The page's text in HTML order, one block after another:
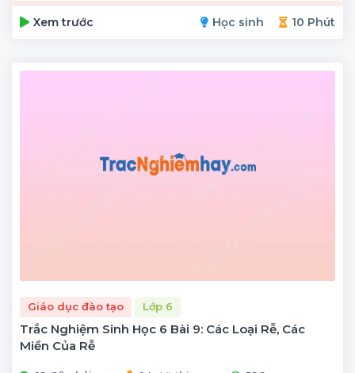
Xem trước Học sinh 10 Phút
Giáo dục đào tạo Lớp 6
Trắc Nghiệm Sinh Học 6 Bài 9: Các Loại Rễ, Các
Miền Của Rễ